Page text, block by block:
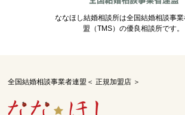
ななほし結婚相談所は全国結婚相談事
盟（TMS）の優良相談所です。
全国結婚相談事業者連盟＜ 正規加盟店 ＞